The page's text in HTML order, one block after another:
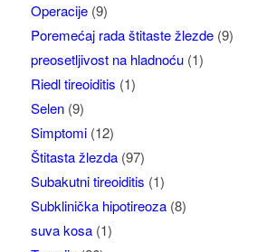
Operacije(9)
Poremećaj rada štitaste žlezde(9)
preosetljivost na hladnoću(1)
Riedl tireoiditis (1)
Selen(9)
Simptomi(12)
Štitasta žlezda(97)
Subakutni tireoiditis (1)
Subklinička hipotireoza(8)
suva kosa(1)